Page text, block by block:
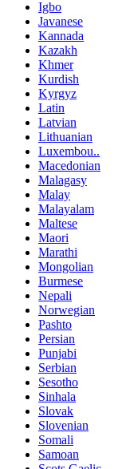
Igbo
Javanese
Kannada
Kazakh
Khmer
Kurdish
Kyrgyz
Latin
Latvian
Lithuanian
Luxembou..
Macedonian
Malagasy
Malay
Malayalam
Maltese
Maori
Marathi
Mongolian
Burmese
Nepali
Norwegian
Pashto
Persian
Punjabi
Serbian
Sesotho
Sinhala
Slovak
Slovenian
Somali
Samoan